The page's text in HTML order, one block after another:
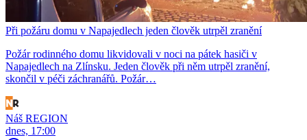
Při požáru domu v Napajedlech jeden člověk utrpěl zranění
Požár rodinného domu likvidovali v noci na pátek hasiči v
Napajedlech na Zlínsku. Jeden člověk při něm utrpěl zranění,
skončil v péči záchranářů. Požár…
Náš REGION
dnes, 17:00